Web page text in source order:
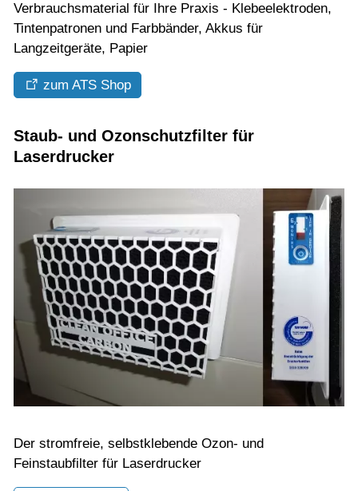
Verbrauchsmaterial für Ihre Praxis - Klebeelektroden,
Tintenpatronen und Farbbänder, Akkus für
Langzeitgeräte, Papier
zum ATS Shop
Staub- und Ozonschutzfilter für
Laserdrucker
Der stromfreie, selbstklebende Ozon- und
Feinstaubfilter für Laserdrucker